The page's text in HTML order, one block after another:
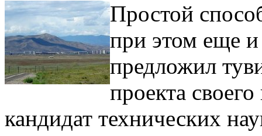
Простой
при этом еще и
предложил
проекта
кандидат технических